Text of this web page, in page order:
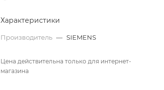
Характеристики
Производитель — SIEMENS
Цена действительна только для интернет-
магазина